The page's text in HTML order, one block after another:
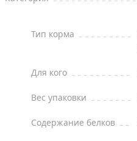
Тип корма
Для кого
Вес упаковки
Содержание белков